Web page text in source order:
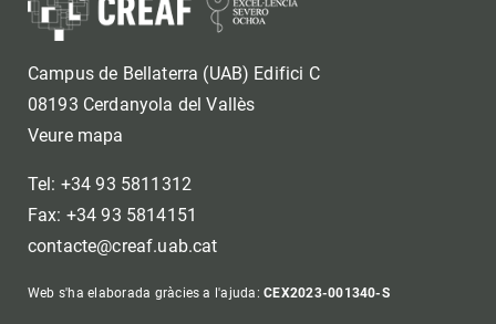
Campus de Bellaterra (UAB) Edifici C
08193 Cerdanyola del Vallès
Veure mapa
Tel: +34 93 5811312
Fax: +34 93 5814151
contacte@creaf.uab.cat
Web s'ha elaborada gràcies a l'ajuda:CEX2023-001340-S